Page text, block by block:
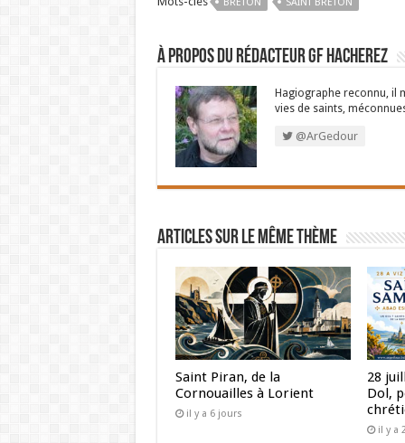
À propos du rédacteur GF Hacherez
Hagiographe reconnu, il
vies de saints,
@ArGedour
Articles sur le même thème
Saint Piran, de la
Cornouailles à Lorient
il y a 6 jours
28
Dol,
il y a